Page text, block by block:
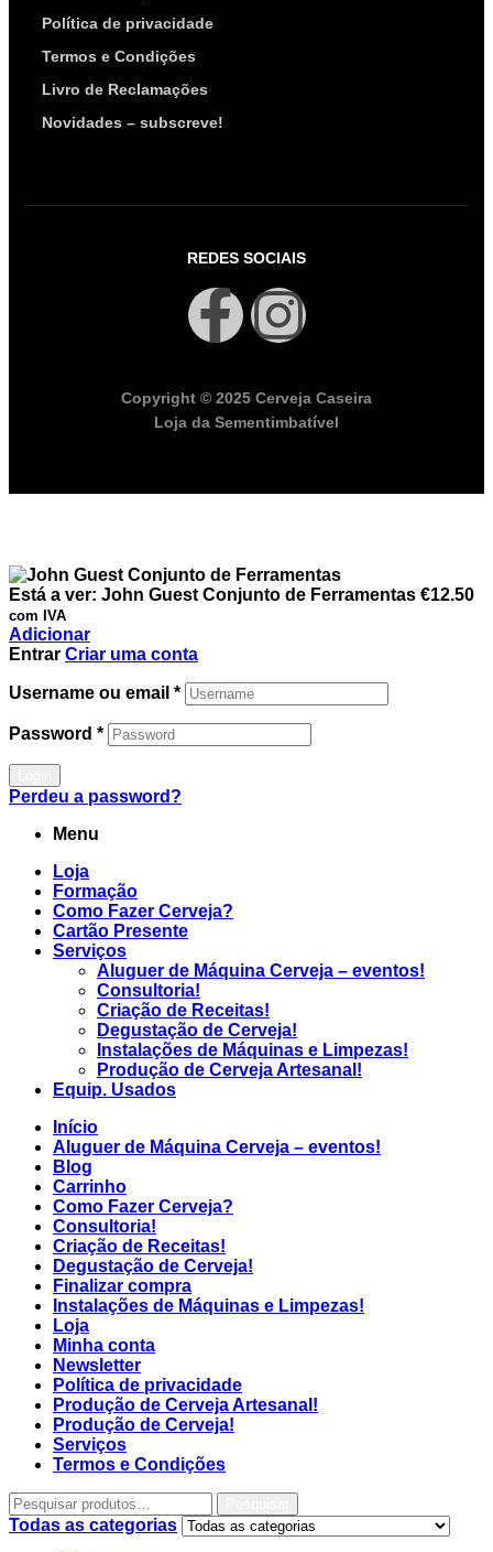
Política de privacidade
Termos e Condições
Livro de Reclamações
Novidades – subscreve!
REDES SOCIAIS
Copyright © 2025 Cerveja Caseira
Loja da Sementimbatível
Está a ver: John Guest Conjunto de Ferramentas €12.50
com IVA
Adicionar
Entrar Criar uma conta
Username ou email *
Password *
Perdeu a password?
Menu
Loja
Formação
Como Fazer Cerveja?
Cartão Presente
Serviços
Aluguer de Máquina Cerveja – eventos!
Consultoria!
Criação de Receitas!
Degustação de Cerveja!
Instalações de Máquinas e Limpezas!
Produção de Cerveja Artesanal!
Equip. Usados
Início
Aluguer de Máquina Cerveja – eventos!
Blog
Carrinho
Como Fazer Cerveja?
Consultoria!
Criação de Receitas!
Degustação de Cerveja!
Finalizar compra
Instalações de Máquinas e Limpezas!
Loja
Minha conta
Newsletter
Política de privacidade
Produção de Cerveja Artesanal!
Produção de Cerveja!
Serviços
Termos e Condições
Todas as categorias